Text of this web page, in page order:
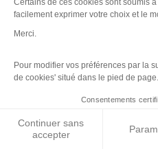
facilement exprimer votre choix et le
Merci.
Pour modifier vos préférences par la
de cookies' situé dans le pied de page.
Consentements
Continuer sans
accepter
L’EURL
L’Entreprise
associé unique.La
est limitée à ses
impôt sur le revenu.
peut décider d’opter
sociétés. Il est